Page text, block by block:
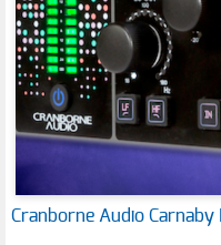
Cranborne Audio Carnaby